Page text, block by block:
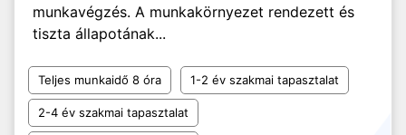
munkavégzés. A munkakörnyezet rendezett és
tiszta állapotának...
Teljes munkaidő 8 óra 1-2 év szakmai tapasztalat
2-4 év szakmai tapasztalat